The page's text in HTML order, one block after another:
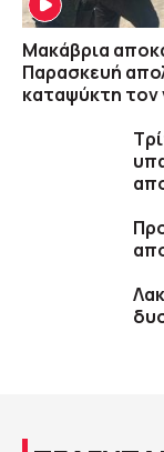
Μακάβρια
Παρασκευή
καταψύκτη τον